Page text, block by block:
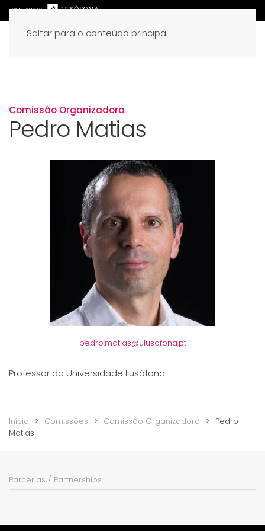
Saltar para o conteúdo principal
Comissão Organizadora
Pedro Matias
pedro.matias@ulusofona.pt
Professor da Universidade Lusófona
Início Comissões Comissão Organizadora
Pedro
Matias
Parcerias / Partnerships